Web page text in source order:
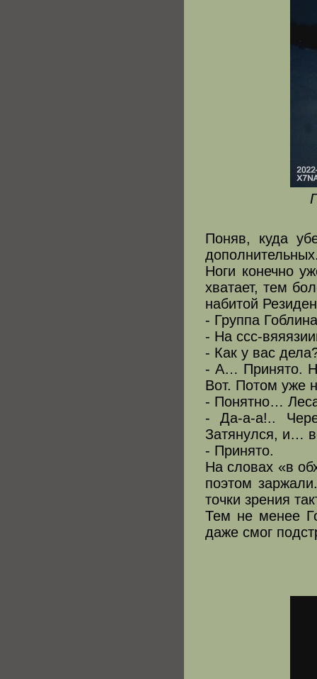
Поняв, куда
Ноги конечно
хватает, тем
набитой
- Группа
- На ссс-
- Как у вас
- А… Принято.
Вот. Потом уже
- Понятно…
- Да-а-а!..
Затянулся, и…
- Принято.
На словах «в
поэтом
точки зрения
Тем не менее
даже смог